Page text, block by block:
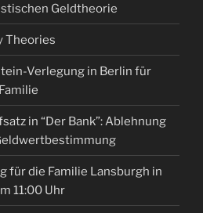
Geldtheorie
Theories
Verlegung in Berlin für
in “Der Bank”: Ablehnung
für die Familie Lansburgh in
11:00 Uhr